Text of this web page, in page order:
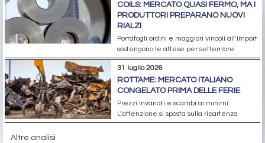
COILS: MERCATO QUASI FERMO, MA I
PRODUTTORI PREPARANO NUOVI
RIALZI
Portafogli ordini e maggiori vincoli all’import
sostengono le attese per settembre
31 luglio 2026
ROTTAME: MERCATO ITALIANO
CONGELATO PRIMA DELLE FERIE
Prezzi invariati e scambi ai minimi.
L’attenzione si sposta sulla ripartenza
Altre analisi